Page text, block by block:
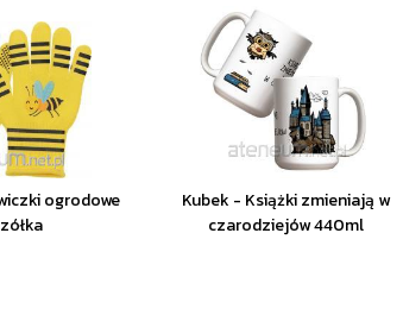
ogrodowe
Kubek - Książki zmieniają w
czarodziejów 440ml